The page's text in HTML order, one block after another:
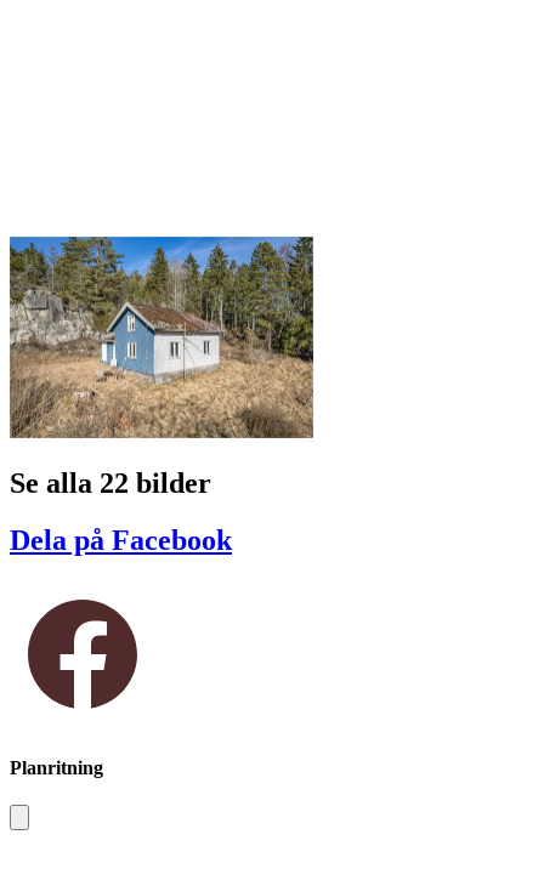
Se alla 22 bilder
Dela på Facebook
Planritning